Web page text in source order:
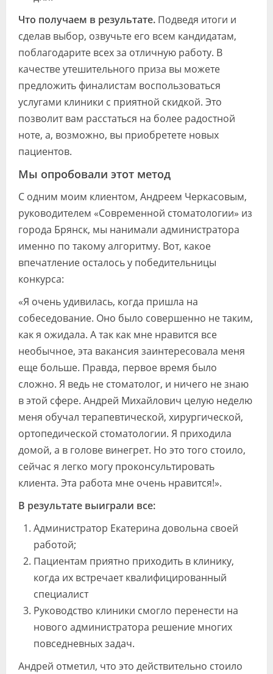
Что получаем в результате. Подведя итоги и
сделав выбор, озвучьте его всем кандидатам,
поблагодарите всех за отличную работу. В
качестве утешительного приза вы можете
предложить финалистам воспользоваться
услугами клиники с приятной скидкой. Это
позволит вам расстаться на более радостной
ноте, а, возможно, вы приобретете новых
пациентов.
Мы опробовали этот метод
С одним моим клиентом, Андреем Черкасовым,
руководителем «Современной стоматологии» из
города Брянск, мы нанимали администратора
именно по такому алгоритму. Вот, какое
впечатление осталось у победительницы
конкурса:
«Я очень удивилась, когда пришла на
собеседование. Оно было совершенно не таким,
как я ожидала. А так как мне нравится все
необычное, эта вакансия заинтересовала меня
еще больше. Правда, первое время было
сложно. Я ведь не стоматолог, и ничего не знаю
в этой сфере. Андрей Михайлович целую неделю
меня обучал терапевтической, хирургической,
ортопедической стоматологии. Я приходила
домой, а в голове винегрет. Но это того стоило,
сейчас я легко могу проконсультировать
клиента. Эта работа мне очень нравится!».
В результате выиграли все:
Администратор Екатерина довольна своей
работой;
Пациентам приятно приходить в клинику,
когда их встречает квалифицированный
специалист
Руководство клиники смогло перенести на
нового администратора решение многих
повседневных задач.
Андрей отметил, что это действительно стоило